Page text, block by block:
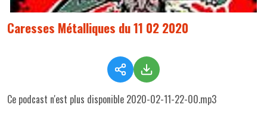
Caresses Métalliques du 11 02 2020
Ce podcast n'est plus disponible 2020-02-11-22-00.mp3